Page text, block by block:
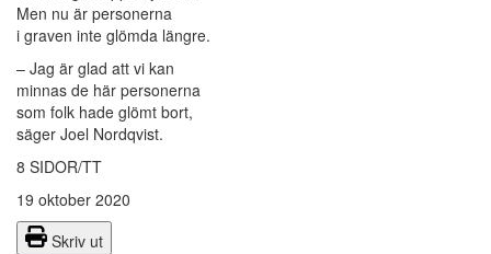
Men nu är personerna
i graven inte glömda längre.
– Jag är glad att vi kan
minnas de här personerna
som folk hade glömt bort,
säger Joel Nordqvist.
8 SIDOR/TT
19 oktober 2020
Skriv ut